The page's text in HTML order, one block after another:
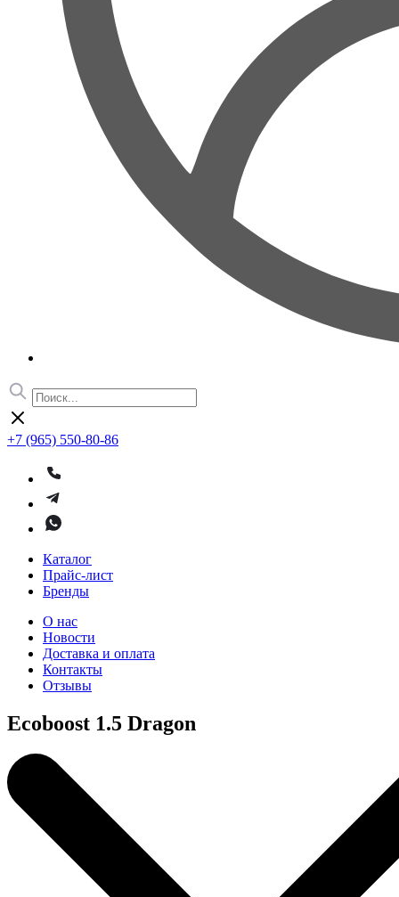
+7 (965) 550-80-86
Каталог
Прайс-лист
Бренды
О нас
Новости
Доставка и оплата
Контакты
Отзывы
Ecoboost 1.5 Dragon